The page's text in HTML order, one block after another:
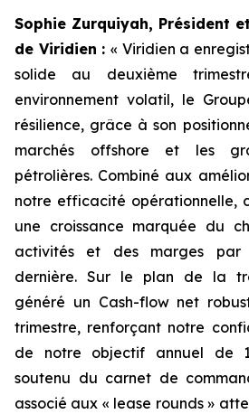
Sophie Zurquiyah, Président
de Viridien : « Viridien a
solide au deuxième
environnement volatil, le
résilience, grâce à son
marchés offshore et les
pétrolières. Combiné aux
notre efficacité opérationnelle,
une croissance marquée du
activités et des marges par
dernière. Sur le plan de la
généré un Cash-flow net
trimestre, renforçant notre
de notre objectif annuel de
soutenu du carnet de
associé aux « lease rounds »